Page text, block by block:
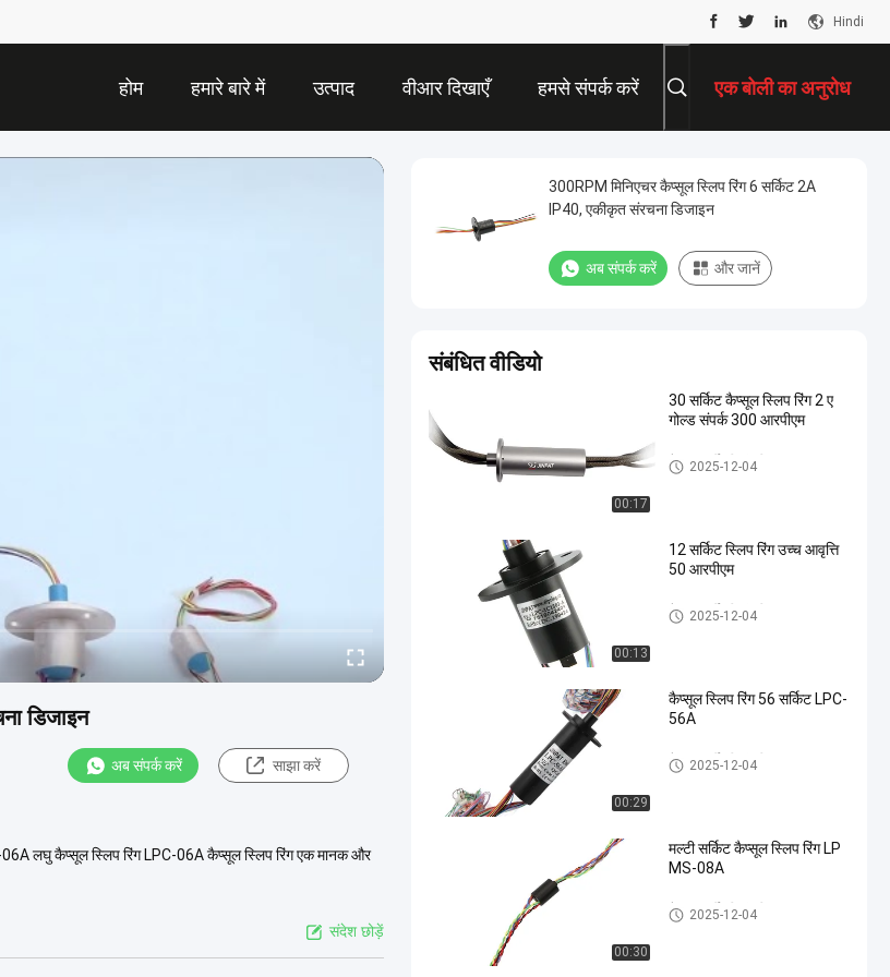
Hindi
होम हमारे बारे में उत्पाद वीआर दिखाएँ हमसे संपर्क करें एक बोली का अनुरोध
डिजाइन
अब संपर्क करें साझा करें
06A लघु कैप्सूल स्लिप रिंग LPC-06A कैप्सूल स्लिप रिंग एक मानक और
संदेश छोड़ें
300RPM मिनिएचर कैप्सूल स्लिप रिंग 6 सर्किट 2A
IP40, एकीकृत संरचना डिजाइन
अब संपर्क करें और जानें
संबंधित वीडियो
00:17
30 सर्किट कैप्सूल स्लिप रिंग 2 ए
गोल्ड संपर्क 300 आरपीएम
कैप्सूल पर्ची की अंगूठी
2025-12-04
00:13
12 सर्किट स्लिप रिंग उच्च आवृत्ति
50 आरपीएम
कैप्सूल पर्ची की अंगूठी
2025-12-04
00:29
कैप्सूल स्लिप रिंग 56 सर्किट LPC-
56A
कैप्सूल पर्ची की अंगूठी
2025-12-04
00:30
मल्टी सर्किट कैप्सूल स्लिप रिंग LP
MS-08A
कैप्सूल पर्ची की अंगूठी
2025-12-04